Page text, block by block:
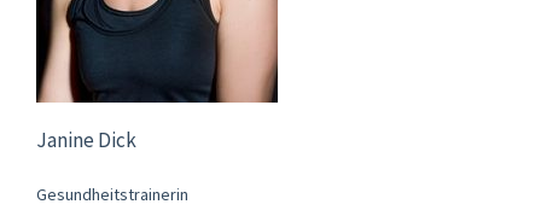
Janine Dick
Gesundheitstrainerin